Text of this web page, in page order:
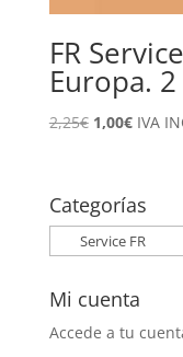
FR
Europa.
2,25€ El
era:
2,25€.
1,00€El
es:
1,00€.
IVA
Categorías
Mi cuenta
Accede a tu